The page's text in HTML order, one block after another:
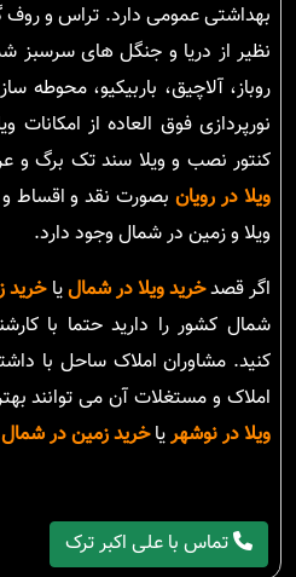
بهداشتی عمومی دارد. تراس و روف
نظیر از دریا و جنگل های سرسبز
روباز، آلاچیق، باربیکیو، محوطه
نورپردازی فوق العاده از
کنتور نصب و ویلا سند تک برگ و
ویلا در رویانبصورت نقد و اقساط و
ویلا و زمین در شمال وجود دارد.
اگر قصدخرید ویلا در شمالیاخرید
شمال کشور را دارید حتما با
کنید. مشاوران املاک ساحل با
املاک و مستغلات آن می توانند
ویلا در نوشهریاخرید زمین در شمال
تماس با علی اکبر ترک